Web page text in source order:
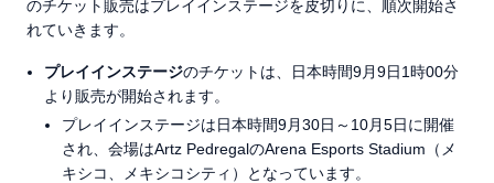
のチケット販売はプレイインステージを皮切りに、順次開始さ
れていきます。
プレイインステージのチケットは、日本時間9月9日1時00分
より販売が開始されます。
プレイインステージは日本時間9月30日～10月5日に開催
され、会場はArtz PedregalのArena Esports Stadium（メ
キシコ、メキシコシティ）となっています。